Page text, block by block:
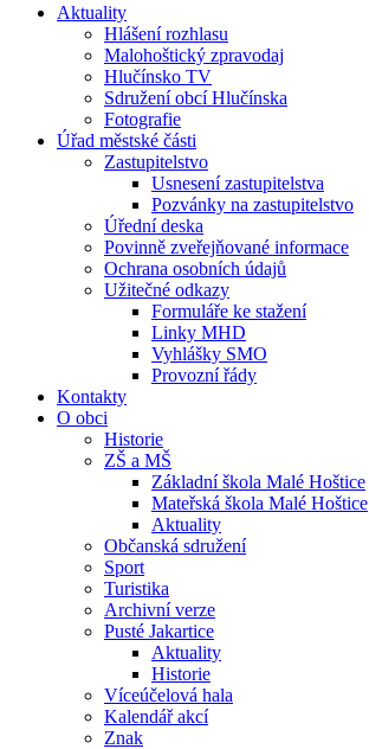
Aktuality
Hlášení rozhlasu
Malohoštický zpravodaj
Hlučínsko TV
Sdružení obcí Hlučínska
Fotografie
Úřad městské části
Zastupitelstvo
Usnesení zastupitelstva
Pozvánky na zastupitelstvo
Úřední deska
Povinně zveřejňované informace
Ochrana osobních údajů
Užitečné odkazy
Formuláře ke stažení
Linky MHD
Vyhlášky SMO
Provozní řády
Kontakty
O obci
Historie
ZŠ a MŠ
Základní škola Malé Hoštice
Mateřská škola Malé Hoštice
Aktuality
Občanská sdružení
Sport
Turistika
Archivní verze
Pusté Jakartice
Aktuality
Historie
Víceúčelová hala
Kalendář akcí
Znak